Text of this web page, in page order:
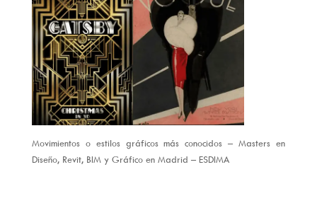
Movimientos o estilos gráficos más conocidos – Masters en
Diseño, Revit, BIM y Gráfico en Madrid – ESDIMA